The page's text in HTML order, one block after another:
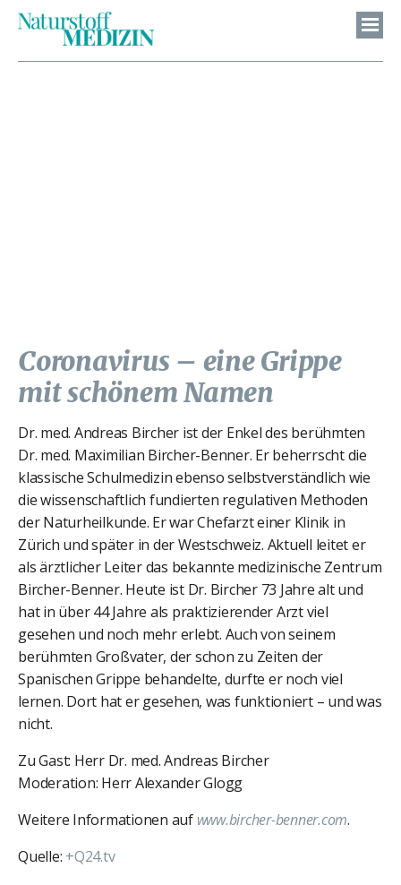
Coronavirus – eine Grippe
mit schönem Namen
Dr. med. Andreas Bircher ist der Enkel des berühmten
Dr. med. Maximilian Bircher-Benner. Er beherrscht die
klassische Schulmedizin ebenso selbstverständlich wie
die wissenschaftlich fundierten regulativen Methoden
der Naturheilkunde. Er war Chefarzt einer Klinik in
Zürich und später in der Westschweiz. Aktuell leitet er
als ärztlicher Leiter das bekannte medizinische Zentrum
Bircher-Benner. Heute ist Dr. Bircher 73 Jahre alt und
hat in über 44 Jahre als praktizierender Arzt viel
gesehen und noch mehr erlebt. Auch von seinem
berühmten Großvater, der schon zu Zeiten der
Spanischen Grippe behandelte, durfte er noch viel
lernen. Dort hat er gesehen, was funktioniert – und was
nicht.
Zu Gast: Herr Dr. med. Andreas Bircher
Moderation: Herr Alexander Glogg
Weitere Informationen auf www.bircher-benner.com.
Quelle: +Q24.tv